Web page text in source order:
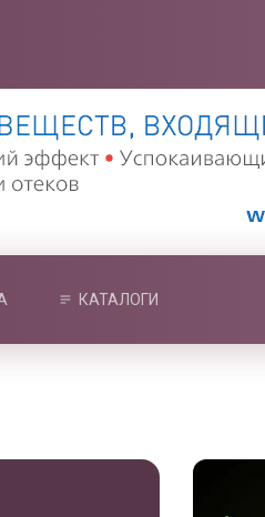
КАТАЛОГИ